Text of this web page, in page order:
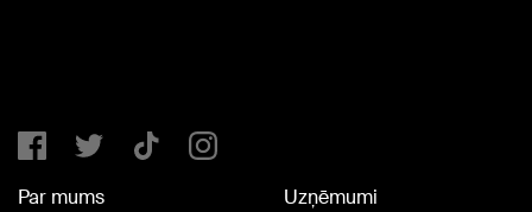
Par mums
Uzņēmumi